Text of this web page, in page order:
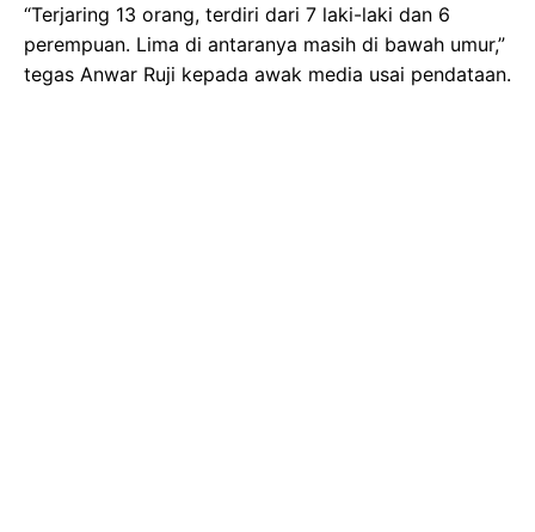
“Terjaring 13 orang, terdiri dari 7 laki-laki dan 6
perempuan. Lima di antaranya masih di bawah umur,”
tegas Anwar Ruji kepada awak media usai pendataan.